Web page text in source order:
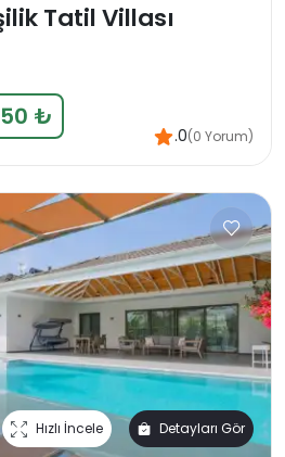
Tatil Villası
₺
.0(0 Yorum)
Hızlı İncele Detayları Gör